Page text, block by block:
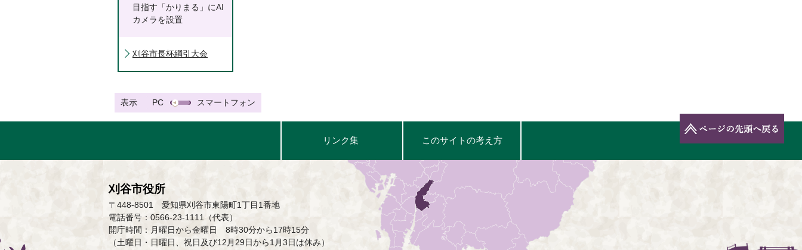
目指す「かりまる」にAI
カメラを設置
刈谷市長杯綱引大会
表示 PC スマートフォン
リンク集 このサイトの考え方
刈谷市役所
〒448-8501 愛知県刈谷市東陽町1丁目1番地
電話番号：0566-23-1111（代表）
開庁時間：月曜日から金曜日 8時30分から17時15分
（土曜日・日曜日、祝日及び12月29日から1月3日は休み）